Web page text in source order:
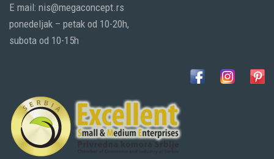
E mail: nis@megaconcept.rs
ponedeljak – petak od 10-20h,
subota od 10-15h